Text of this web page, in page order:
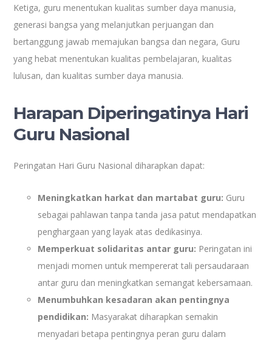
Ketiga, guru menentukan kualitas sumber daya manusia,
generasi bangsa yang melanjutkan perjuangan dan
bertanggung jawab memajukan bangsa dan negara, Guru
yang hebat menentukan kualitas pembelajaran, kualitas
lulusan, dan kualitas sumber daya manusia.
Harapan Diperingatinya Hari
Guru Nasional
Peringatan Hari Guru Nasional diharapkan dapat:
Meningkatkan harkat dan martabat guru: Guru
sebagai pahlawan tanpa tanda jasa patut mendapatkan
penghargaan yang layak atas dedikasinya.
Memperkuat solidaritas antar guru: Peringatan ini
menjadi momen untuk mempererat tali persaudaraan
antar guru dan meningkatkan semangat kebersamaan.
Menumbuhkan kesadaran akan pentingnya
pendidikan: Masyarakat diharapkan semakin
menyadari betapa pentingnya peran guru dalam